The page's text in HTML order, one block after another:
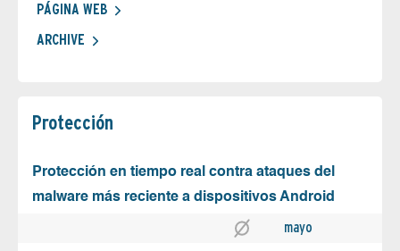
PÁGINA WEB
ARCHIVE
Protección
Protección en tiempo real contra ataques del
malware más reciente a dispositivos Android
mayo